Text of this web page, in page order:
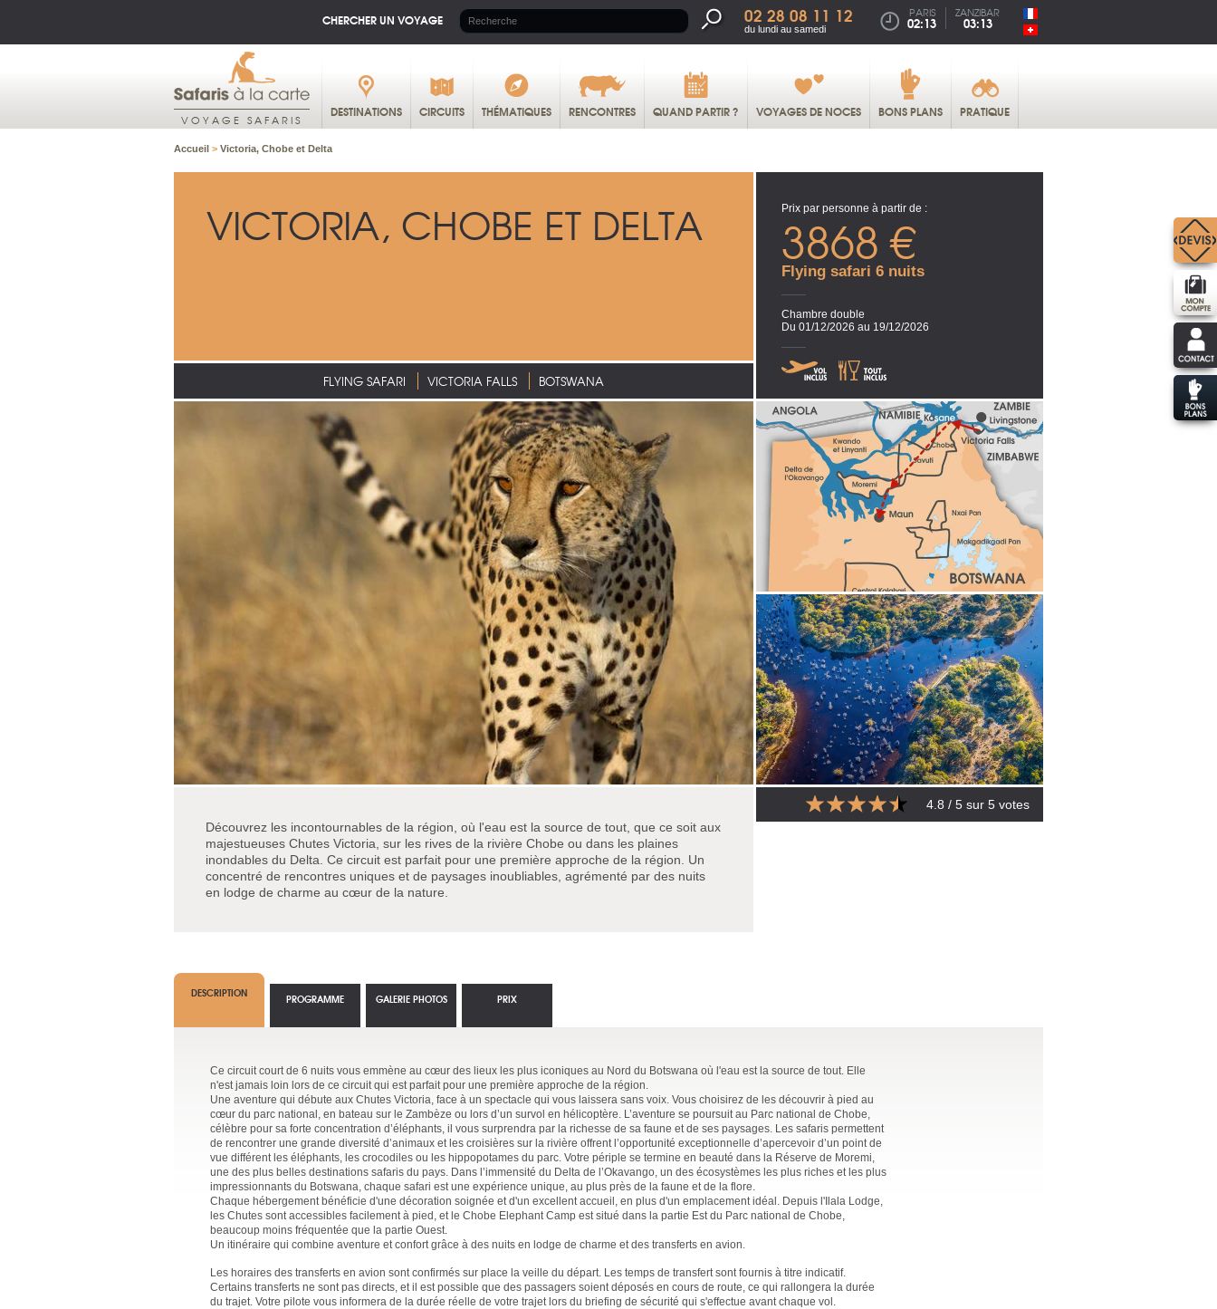
CHERCHER UN VOYAGE 02 28 08 11 12
du lundi au samedi
PARIS
02:13
ZANZIBAR
03:13
VOYAGE SAFARIS DESTINATIONS CIRCUITS THÉMATIQUES RENCONTRES QUAND PARTIR ? VOYAGES DE NOCES BONS PLANS PRATIQUE
Accueil > Victoria, Chobe et Delta
VICTORIA, CHOBE ET DELTA
FLYING SAFARI VICTORIA FALLS BOTSWANA
Prix par personne à partir de :
3868 €
Flying safari 6 nuits
Chambre double
Du 01/12/2026 au 19/12/2026
Découvrez les incontournables de la région, où l'eau est la source de tout, que ce soit aux
majestueuses Chutes Victoria, sur les rives de la rivière Chobe ou dans les plaines
inondables du Delta. Ce circuit est parfait pour une première approche de la région. Un
concentré de rencontres uniques et de paysages inoubliables, agrémenté par des nuits
en lodge de charme au cœur de la nature.
4.8 / 5 sur 5 votes
DESCRIPTION
Ce circuit court de 6 nuits vous emmène au cœur des lieux les plus iconiques au Nord du Botswana où l'eau est la source de tout. Elle
n'est jamais loin lors de ce circuit qui est parfait pour une première approche de la région.
Une aventure qui débute aux Chutes Victoria, face à un spectacle qui vous laissera sans voix. Vous choisirez de les découvrir à pied au
cœur du parc national, en bateau sur le Zambèze ou lors d’un survol en hélicoptère. L’aventure se poursuit au Parc national de Chobe,
célèbre pour sa forte concentration d’éléphants, il vous surprendra par la richesse de sa faune et de ses paysages. Les safaris permettent
de rencontrer une grande diversité d’animaux et les croisières sur la rivière offrent l’opportunité exceptionnelle d’apercevoir d’un point de
vue différent les éléphants, les crocodiles ou les hippopotames du parc. Votre périple se termine en beauté dans la Réserve de Moremi,
une des plus belles destinations safaris du pays. Dans l’immensité du Delta de l’Okavango, un des écosystèmes les plus riches et les plus
impressionnants du Botswana, chaque safari est une expérience unique, au plus près de la faune et de la flore.
Chaque hébergement bénéficie d'une décoration soignée et d'un excellent accueil, en plus d'un emplacement idéal. Depuis l'Ilala Lodge,
les Chutes sont accessibles facilement à pied, et le Chobe Elephant Camp est situé dans la partie Est du Parc national de Chobe,
beaucoup moins fréquentée que la partie Ouest.
Un itinéraire qui combine aventure et confort grâce à des nuits en lodge de charme et des transferts en avion.
Les horaires des transferts en avion sont confirmés sur place la veille du départ. Les temps de transfert sont fournis à titre indicatif.
Certains transferts ne sont pas directs, et il est possible que des passagers soient déposés en cours de route, ce qui rallongera la durée
du trajet. Votre pilote vous informera de la durée réelle de votre trajet lors du briefing de sécurité qui s'effectue avant chaque vol.
PROGRAMME GALERIE PHOTOS PRIX